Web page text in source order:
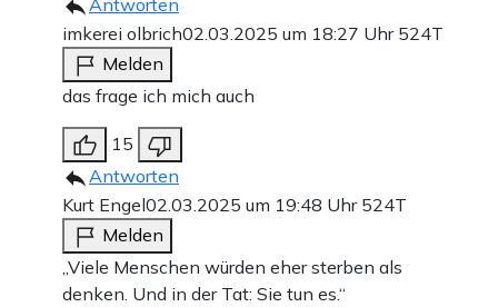
imkerei olbrich02.03.2025 um 18:27 Uhr 524T
Melden
das frage ich mich auch
15
Antworten
Kurt Engel02.03.2025 um 19:48 Uhr 524T
Melden
„Viele Menschen würden eher sterben als
denken. Und in der Tat: Sie tun es.“